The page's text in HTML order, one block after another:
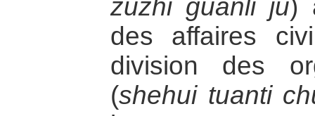
zuzhi guanli ju)
des affaires
division des
(shehui tuanti